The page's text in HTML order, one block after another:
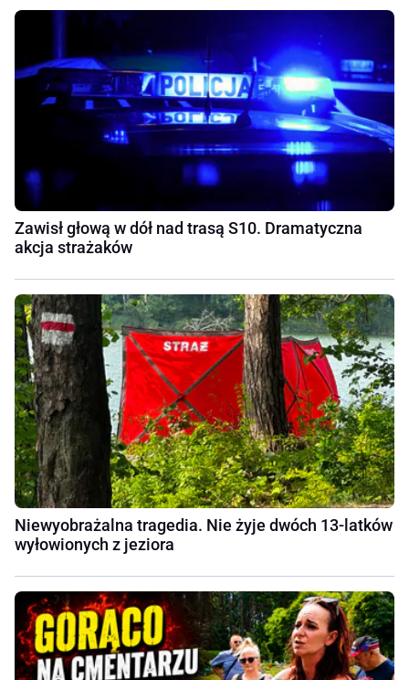
Zawisł głową w dół nad trasą S10. Dramatyczna
akcja strażaków
Niewyobrażalna tragedia. Nie żyje dwóch 13-latków
wyłowionych z jeziora